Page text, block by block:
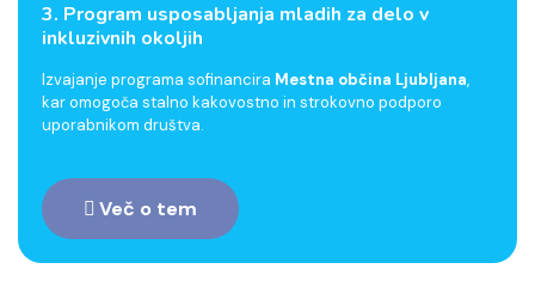
3. Program usposabljanja mladih za delo v
inkluzivnih okoljih
Izvajanje programa sofinancira Mestna občina Ljubljana,
kar omogoča stalno kakovostno in strokovno podporo
uporabnikom društva.
Več o tem